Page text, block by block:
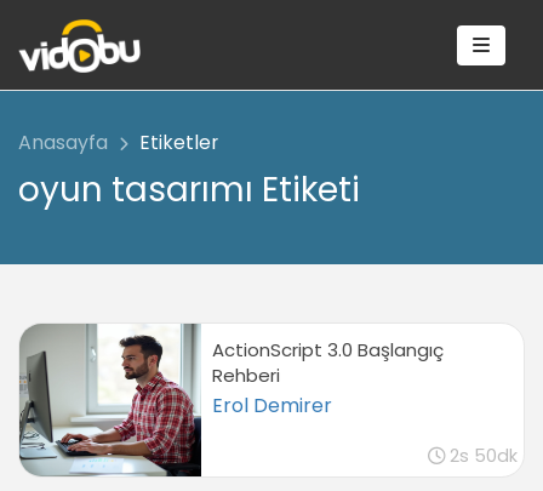
Anasayfa Etiketler
oyun tasarımı Etiketi
ActionScript 3.0 Başlangıç
Rehberi
Erol Demirer
2s 50dk